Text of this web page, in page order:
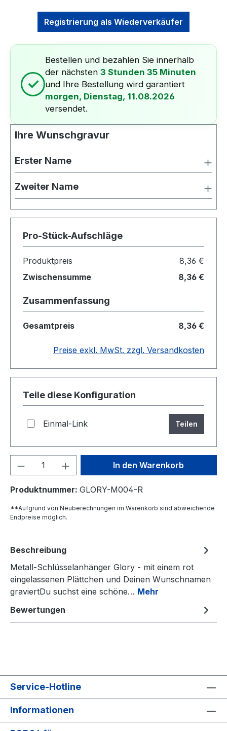
Registrierung als Wiederverkäufer
✓
Bestellen und bezahlen Sie innerhalb
der nächsten 3 Stunden 35 Minuten
und Ihre Bestellung wird garantiert
morgen, Dienstag, 11.08.2026
versendet.
Ihre Wunschgravur
Erster Name
Zweiter Name
Pro-Stück-Aufschläge
Produktpreis
8,36 €
Zwischensumme
8,36 €
Zusammenfassung
Gesamtpreis 8,36 €
Preise exkl. MwSt. zzgl. Versandkosten
Teile diese Konfiguration
Einmal-Link Teilen
Produkt Anzahl: Gib denIn den Warenkorb
Produktnummer: GLORY-M004-R
**Aufgrund von Neuberechnungen im Warenkorb sind abweichende
Endpreise möglich.
Beschreibung
Metall-Schlüsselanhänger Glory - mit einem rot
eingelassenen Plättchen und Deinen Wunschnamen
graviertDu suchst eine schöne… Mehr
Bewertungen
Service-Hotline
Informationen